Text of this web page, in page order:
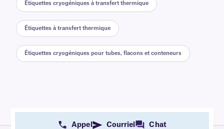
Étiquettes cryogéniques à transfert thermique
Étiquettes à transfert thermique
Étiquettes cryogéniques pour tubes, flacons et conteneurs
Appel Courriel Chat